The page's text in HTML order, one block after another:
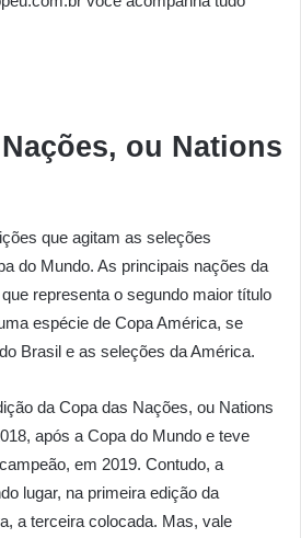
ou Nations
que agitam as seleções
do Mundo. As principais nações da
representa o segundo maior título
espécie de Copa América, se
Brasil e as seleções da América.
da Copa das Nações, ou Nations
após a Copa do Mundo e teve
em 2019. Contudo, a
lugar, na primeira edição da
a terceira colocada. Mas, vale